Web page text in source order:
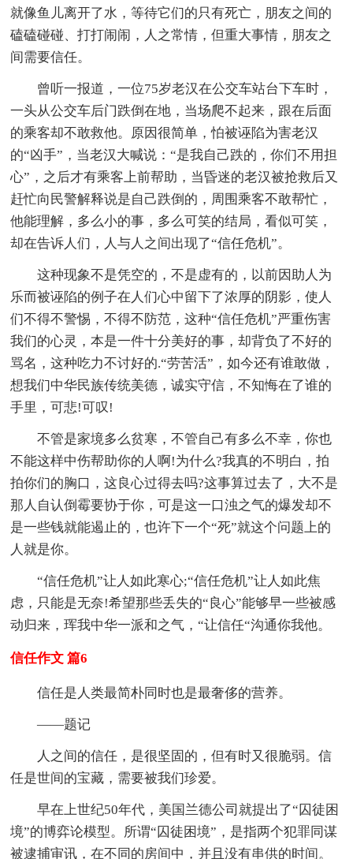
就像鱼儿离开了水，等待它们的只有死亡，朋友之间的
磕磕碰碰、打打闹闹，人之常情，但重大事情，朋友之
间需要信任。
曾听一报道，一位75岁老汉在公交车站台下车时，
一头从公交车后门跌倒在地，当场爬不起来，跟在后面
的乘客却不敢救他。原因很简单，怕被诬陷为害老汉
的“凶手”，当老汉大喊说：“是我自己跌的，你们不用担
心”，之后才有乘客上前帮助，当昏迷的老汉被抢救后又
赶忙向民警解释说是自己跌倒的，周围乘客不敢帮忙，
他能理解，多么小的事，多么可笑的结局，看似可笑，
却在告诉人们，人与人之间出现了“信任危机”。
这种现象不是凭空的，不是虚有的，以前因助人为
乐而被诬陷的例子在人们心中留下了浓厚的阴影，使人
们不得不警惕，不得不防范，这种“信任危机”严重伤害
我们的心灵，本是一件十分美好的事，却背负了不好的
骂名，这种吃力不讨好的.“劳苦活”，如今还有谁敢做，
想我们中华民族传统美德，诚实守信，不知悔在了谁的
手里，可悲!可叹!
不管是家境多么贫寒，不管自己有多么不幸，你也
不能这样中伤帮助你的人啊!为什么?我真的不明白，拍
拍你们的胸口，这良心过得去吗?这事算过去了，大不是
那人自认倒霉要协于你，可是这一口浊之气的爆发却不
是一些钱就能遏止的，也许下一个“死”就这个问题上的
人就是你。
“信任危机”让人如此寒心;“信任危机”让人如此焦
虑，只能是无奈!希望那些丢失的“良心”能够早一些被感
动归来，珲我中华一派和之气，“让信任“沟通你我他。
信任作文 篇6
信任是人类最简朴同时也是最奢侈的营养。
——题记
人之间的信任，是很坚固的，但有时又很脆弱。信
任是世间的宝藏，需要被我们珍爱。
早在上世纪50年代，美国兰德公司就提出了“囚徒困
境”的博弈论模型。所谓“囚徒困境”，是指两个犯罪同谋
被逮捕审讯，在不同的房间中，并且没有串供的时间。